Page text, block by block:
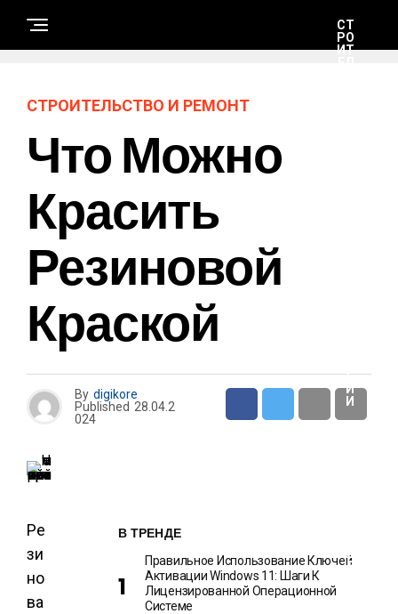
СТ
РО
ИТ
Г
И
И
З
В
СТРОИТЕЛЬСТВО И РЕМОНТ
Что Можно
Красить
Резиновой
Краской
By digikore
Published 28.04.2
024
Ре
зи
но
ва
В ТРЕНДЕ
Правильное Использование Ключей
Активации Windows 11: Шаги К
Лицензированной Операционной
Системе